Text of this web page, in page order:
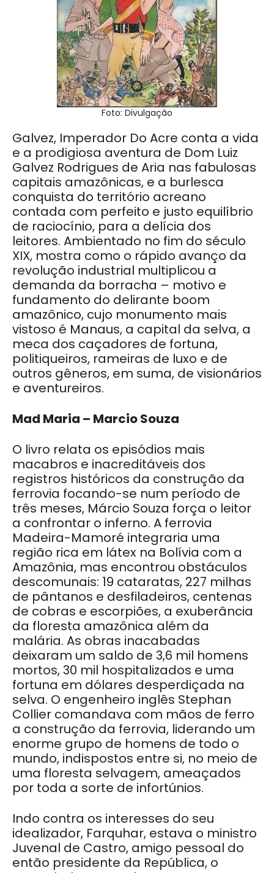
Foto: Divulgação
Galvez, Imperador Do Acre conta a vida
e a prodigiosa aventura de Dom Luiz
Galvez Rodrigues de Aria nas fabulosas
capitais amazônicas, e a burlesca
conquista do território acreano
contada com perfeito e justo equilíbrio
de raciocínio, para a delícia dos
leitores. Ambientado no fim do século
XIX, mostra como o rápido avanço da
revolução industrial multiplicou a
demanda da borracha – motivo e
fundamento do delirante boom
amazônico, cujo monumento mais
vistoso é Manaus, a capital da selva, a
meca dos caçadores de fortuna,
politiqueiros, rameiras de luxo e de
outros gêneros, em suma, de visionários
e aventureiros.
Mad Maria – Marcio Souza
O livro relata os episódios mais
macabros e inacreditáveis dos
registros históricos da construção da
ferrovia focando-se num período de
três meses, Márcio Souza força o leitor
a confrontar o inferno. A ferrovia
Madeira-Mamoré integraria uma
região rica em látex na Bolívia com a
Amazônia, mas encontrou obstáculos
descomunais: 19 cataratas, 227 milhas
de pântanos e desfiladeiros, centenas
de cobras e escorpiões, a exuberância
da floresta amazônica além da
malária. As obras inacabadas
deixaram um saldo de 3,6 mil homens
mortos, 30 mil hospitalizados e uma
fortuna em dólares desperdiçada na
selva. O engenheiro inglês Stephan
Collier comandava com mãos de ferro
a construção da ferrovia, liderando um
enorme grupo de homens de todo o
mundo, indispostos entre si, no meio de
uma floresta selvagem, ameaçados
por toda a sorte de infortúnios.
Indo contra os interesses do seu
idealizador, Farquhar, estava o ministro
Juvenal de Castro, amigo pessoal do
então presidente da República, o